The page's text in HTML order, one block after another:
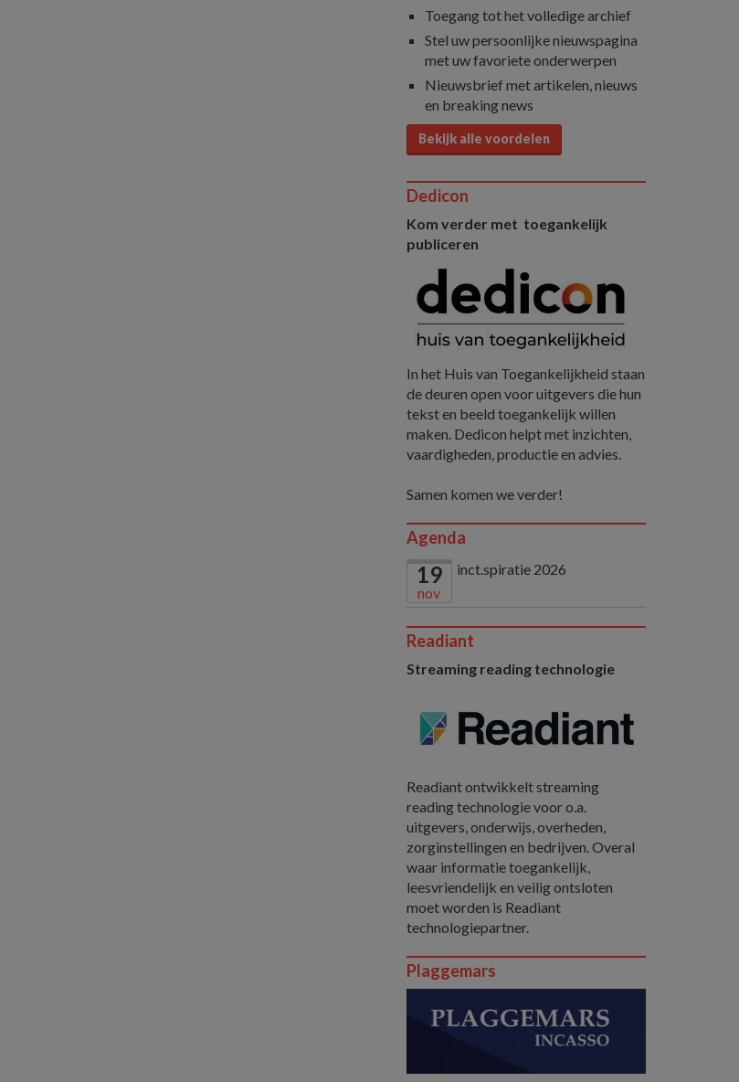
Toegang tot het volledige archief
Stel uw persoonlijke nieuwspagina
met uw favoriete onderwerpen
Nieuwsbrief met artikelen, nieuws
en breaking news
Bekijk alle voordelen
Dedicon
Kom verder met toegankelijk
publiceren
In het Huis van Toegankelijkheid staan
de deuren open voor uitgevers die hun
tekst en beeld toegankelijk willen
maken. Dedicon helpt met inzichten,
vaardigheden, productie en advies.
Samen komen we verder!
Agenda
19
nov
inct.spiratie 2026
Readiant
Streaming reading technologie
Readiant ontwikkelt streaming
reading technologie voor o.a.
uitgevers, onderwijs, overheden,
zorginstellingen en bedrijven. Overal
waar informatie toegankelijk,
leesvriendelijk en veilig ontsloten
moet worden is Readiant
technologiepartner.
Plaggemars